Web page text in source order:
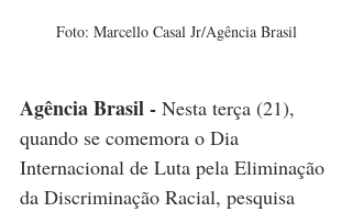
Foto: Marcello Casal Jr/Agência Brasil
Agência Brasil - Nesta terça (21),
quando se comemora o Dia
Internacional de Luta pela Eliminação
da Discriminação Racial, pesquisa